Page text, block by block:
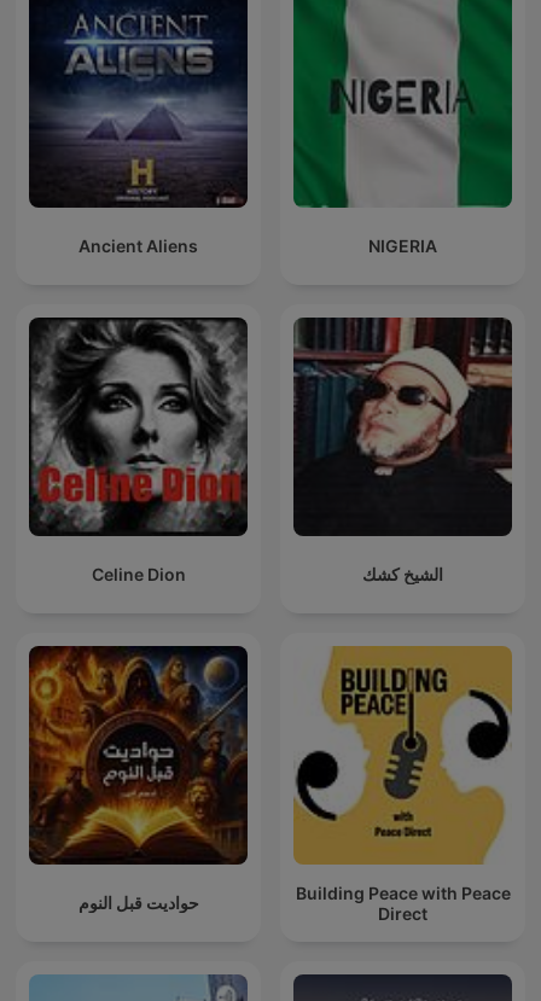
Ancient Aliens NIGERIA
Celine Dion الشيخ كشك
حواديت قبل النوم
Building Peace with Peace
Direct